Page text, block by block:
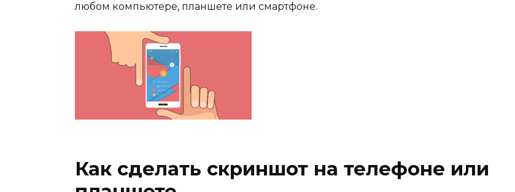
любом компьютере, планшете или смартфоне.
Как сделать скриншот на телефоне или